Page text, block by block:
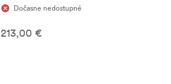
Dočasne nedostupné
213,00 €